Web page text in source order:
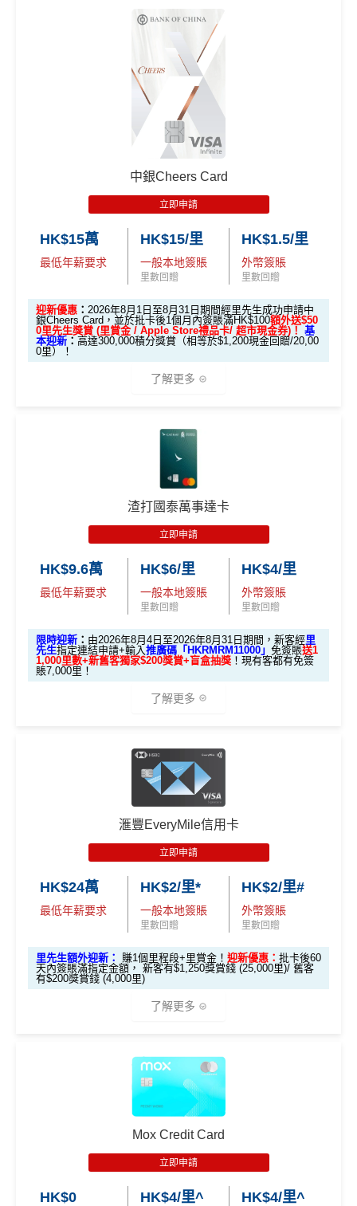
中銀Cheers Card
立即申請
HK$15萬
最低年薪要求
HK$15/里
一般本地簽賬
里數回贈
HK$1.5/里
外幣簽賬
里數回贈
迎新優惠 ： 2026年8月1日至8月31日期間經里先生成功申請中
銀Cheers Card，並於批卡後1個月內簽賬滿HK$100額外送$50
0⾥先⽣獎賞 (⾥賞⾦ / Apple Store禮品卡/ 超市現⾦券)！ 基
本迎新 ： 高達300,000積分獎賞（相等於$1,200現金回贈/20,00
0里）！
了解更多
中銀Cheers Card迎新
推廣期：2026年8月1日至8月31日
全新信用卡客戶經里先生申請中銀Cheers Card，並於
批卡後1個月內簽賬滿HK$100，額外送$500⾥先⽣
獎賞 (⾥賞⾦ / Apple Store禮品卡/ 超市現⾦券)
立即申請！→
MrMiles.hk/boc-cheers-apply
MrMiles.hk/boc-cheers-form/
申請後記得盡快填form先有額外獎賞㗎！
基本迎新：
推廣期：即日起至2026年12月31日
金額，可享以下迎新獎賞：
基本迎
新獎賞
「中銀理
中銀 Ch
eers Vis
a Infinite
K
$1
2,0
分 ($90
0 / 15,0
00里)
+7.5萬分
($300 / 5,
000里)
($1,200
15萬分
($600 /
10,000
里)
+7.5萬分
($300 / 5,
000里)
*額外獎賞適用於持有「私人財富」或「中銀理財」賬戶之全新中銀信用
卡客戶。
渣打國泰萬事達卡
立即申請
HK$9.6萬
最低年薪要求
HK$6/里
一般本地簽賬
里數回贈
HK$4/里
外幣簽賬
里數回贈
限時迎新 ： 由2026年8月4日至2026年8月31日期間，新客經里
先生指定連結申請+輸入 推廣碼「HKRMRM11000」 免簽賬送1
1,000里數+新舊客獨家$200獎賞+盲盒抽獎 ！現有客都有免簽
賬7,000里！
了解更多
全新客戶迎新
優惠期：2026年8月4日至2026年8月31日
✅經里先生指定連結+輸入里先生推廣碼「HKRMRM1
申請渣打國泰Mastercard：
MrMiles.hk/cathay-
card-apply ，成功批卡後，新客免簽賬先送11,000里數
❗️
里先生推廣碼： HKRMRM11000 複製
✅申請完填MrMiles.hk/cathay-card-form賺多HK$20
里賞金@❗️【由里先生派出】
簽HK$5,000：賺高達10,000里數(HK$0.5=1里)
簽HK$40,000：賺高達20,000里數(HK$2=1里)
簽HK$110,000：賺高達40,000里數
里)
基本里數同埋近新里數存入時間有啲唔同，詳情睇返
滙豐EveryMile信用卡
立即申請
HK$24萬
最低年薪要求
HK$2/里*
一般本地簽賬
里數回贈
HK$2/里#
外幣簽賬
里數回贈
里先生額外迎新： 賺1個里程段+里賞金！ 迎新優惠： 批卡後60
天內簽賬滿指定金額， 新客有$1,250獎賞錢 (25,000里)/ 舊客
有$200獎賞錢 (4,000里)
了解更多
*本地交通出行簽賬、本地咖啡店及輕便美食簽賬及網上
娛樂平台簽賬高達2.5%回贈，詳情睇返
滙豐EveryMile信用卡迎新
pply
Mox Credit Card
立即申請
HK$0 HK$4/里^ HK$4/里^